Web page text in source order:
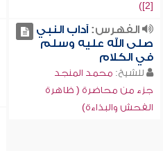
[2])
الفهرس:آداب النبي
صلى الله عليه وسلم
في الكلام
للشيخ: محمد المنجد
جزء من محاضرة ( ظاهرة
الفحش والبذاءة)